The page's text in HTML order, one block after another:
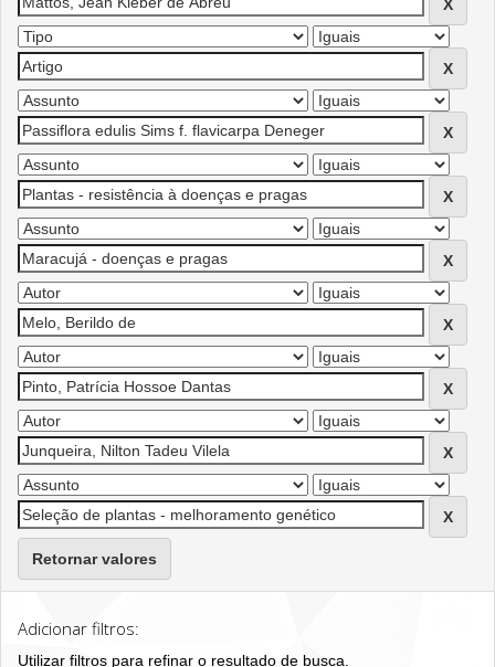
Retornar valores
Adicionar filtros:
Utilizar filtros para refinar o resultado de busca.